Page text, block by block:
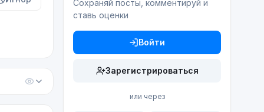
Сохраняй посты, комментируй и
ставь оценки
Войти
Зарегистрироваться
или через